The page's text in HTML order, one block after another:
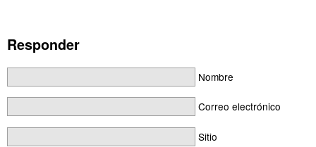
Responder
Nombre
Correo electrónico
Sitio